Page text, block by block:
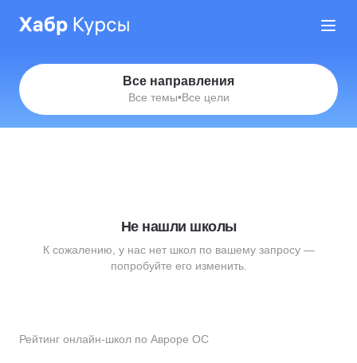
Все направления
Все темы•Все цели
Рейтинг онлайн-школ по Авроре ОС
Не нашли школы
К сожалению, у нас нет школ по вашему запросу —
попробуйте его изменить.